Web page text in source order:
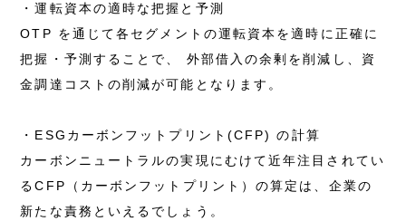
・運転資本の適時な把握と予測
OTP を通じて各セグメントの運転資本を適時に正確に
把握・予測することで、 外部借入の余剰を削減し、資
金調達コストの削減が可能となります。
・ESGカーボンフットプリント(CFP) の計算
カーボンニュートラルの実現にむけて近年注目されてい
るCFP（カーボンフットプリント）の算定は、企業の
新たな責務といえるでしょう。